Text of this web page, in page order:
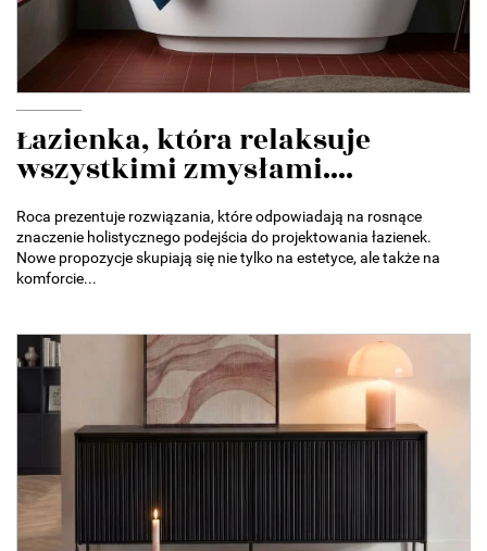
Łazienka, która relaksuje
wszystkimi zmysłami....
Roca prezentuje rozwiązania, które odpowiadają na rosnące
znaczenie holistycznego podejścia do projektowania łazienek.
Nowe propozycje skupiają się nie tylko na estetyce, ale także na
komforcie...